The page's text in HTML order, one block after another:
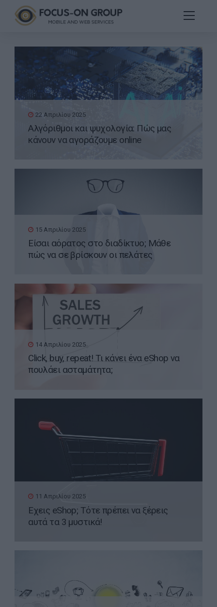
22 Απριλίου 2025
Αλγόριθμοι και ψυχολογία: Πώς μας
κάνουν να αγοράζουμε online
15 Απριλίου 2025
Είσαι αόρατος στο διαδίκτυο; Μάθε
πώς να σε βρίσκουν οι πελάτες
14 Απριλίου 2025
Click, buy, repeat! Τι κάνει ένα eShop να
πουλάει ασταμάτητα;
11 Απριλίου 2025
Έχεις eShop; Τότε πρέπει να ξέρεις
αυτά τα 3 μυστικά!